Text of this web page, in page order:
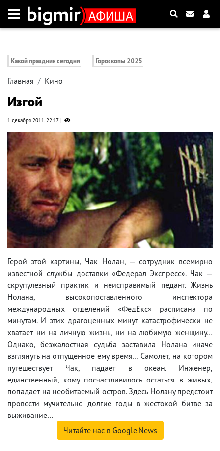
Какой праздник сегодня Гороскопы 2025
Главная Кино
Изгой
1 декабря 2011, 22:17
Герой этой картины, Чак Нолан, — сотрудник всемирно
известной службы доставки «Федерал Экспресс». Чак —
скрупулезный практик и неисправимый педант. Жизнь
Нолана, высокопоставленного инспектора
международных отделений «ФедЕкс» расписана по
минутам. И этих драгоценных минут катастрофически не
хватает ни на личную жизнь, ни на любимую женщину…
Однако, безжалостная судьба заставила Нолана иначе
взглянуть на отпущенное ему время… Самолет, на котором
путешествует Чак, падает в океан. Инженер,
единственный, кому посчастливилось остаться в живых,
попадает на необитаемый остров. Здесь Нолану предстоит
провести мучительно долгие годы в жестокой битве за
выживание…
Читайте нас в Google.News